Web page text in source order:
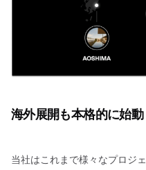
海外展開も本格的に始動
当社はこれまで様々なプロジ